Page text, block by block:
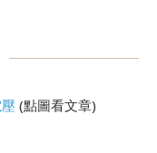
(點圖看文章)